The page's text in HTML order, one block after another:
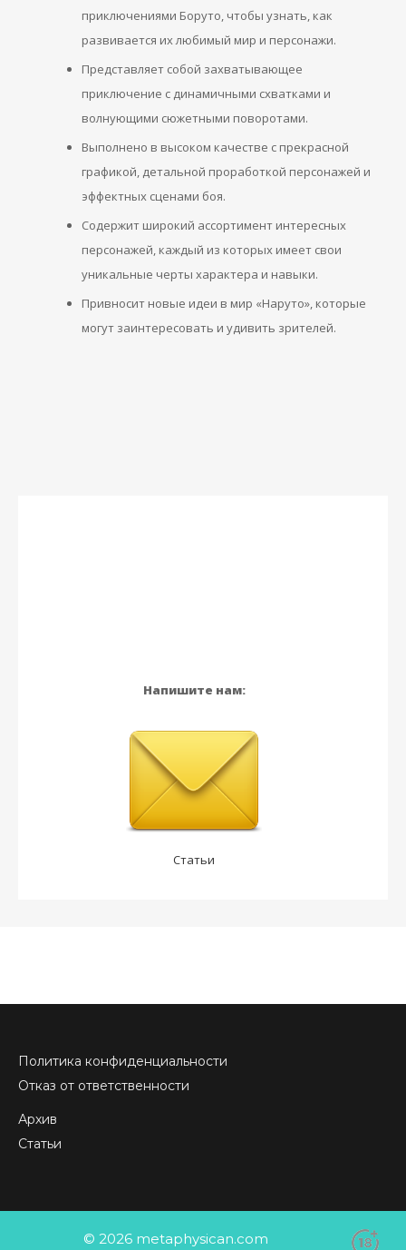
приключениями Боруто, чтобы узнать, как
развивается их любимый мир и персонажи.
Представляет собой захватывающее
приключение с динамичными схватками и
волнующими сюжетными поворотами.
Выполнено в высоком качестве с прекрасной
графикой, детальной проработкой персонажей и
эффектных сценами боя.
Содержит широкий ассортимент интересных
персонажей, каждый из которых имеет свои
уникальные черты характера и навыки.
Привносит новые идеи в мир «Наруто», которые
могут заинтересовать и удивить зрителей.
Напишите нам:
Статьи
Политика конфиденциальности
Отказ от ответственности
Архив
Статьи
© 2026 metaphysican.com